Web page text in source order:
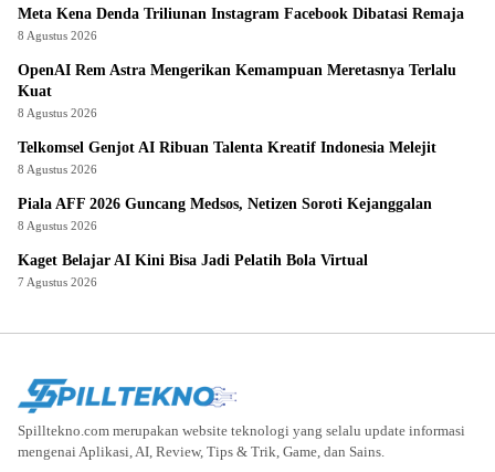
Meta Kena Denda Triliunan Instagram Facebook Dibatasi Remaja
8 Agustus 2026
OpenAI Rem Astra Mengerikan Kemampuan Meretasnya Terlalu
Kuat
8 Agustus 2026
Telkomsel Genjot AI Ribuan Talenta Kreatif Indonesia Melejit
8 Agustus 2026
Piala AFF 2026 Guncang Medsos, Netizen Soroti Kejanggalan
8 Agustus 2026
Kaget Belajar AI Kini Bisa Jadi Pelatih Bola Virtual
7 Agustus 2026
Spilltekno.com merupakan website teknologi yang selalu update informasi
mengenai Aplikasi, AI, Review, Tips & Trik, Game, dan Sains.